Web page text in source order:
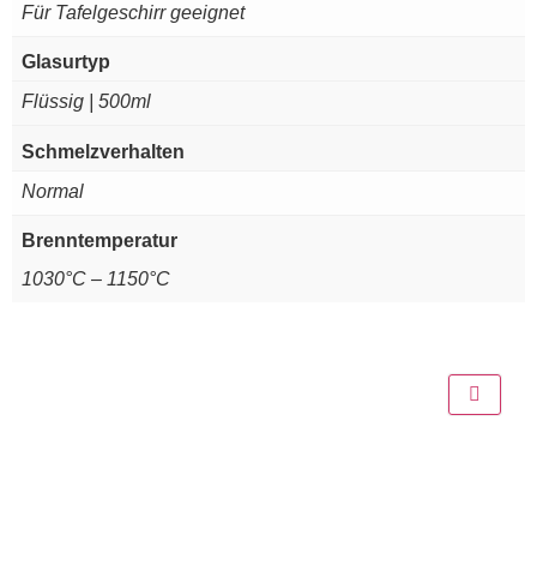
Für Tafelgeschirr geeignet
Glasurtyp
Flüssig | 500ml
Schmelzverhalten
Normal
Brenntemperatur
1030°C – 1150°C